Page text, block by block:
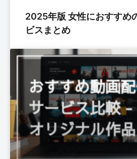
2025年版 女性におすすめ
ビスまとめ